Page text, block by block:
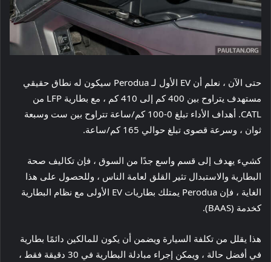
حتى الآن ، نعلم أن EV الأول لـ Perodua سيكون له نطاق حقيقي
مستهدف يتراوح بين 400 كم إلى 410 كم ، مع بطارية LFP من
CATL. أهداف الأداء تبلغ 0-100 كم/ساعة تتراوح بين ست وسبعة
ثوان ، وسرعة قصوى تبلغ حوالي 165 كم/ساعة.
كشيء يهدف إلى قسم واسع جدًا من السوق ، فإن تكاليف صحة
البطارية والاستبدال تثير القلق لعامة الناس ، وللحصول على هذا
الغاية ، فإن Perodua يمتلك بطاريات EV الأولى مع نظام البطارية
كخدمة (BAAS).
هذا يقلل من تكلفة السيارة ويضمن أن يكون للمالكين دائمًا بطارية
في أفضل حالة ، ويمكن إجراء مبادلة البطارية في 30 دقيقة فقط ،